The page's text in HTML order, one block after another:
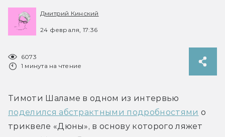
Дмитрий Кинский
24 февраля, 17:36
6073
1 минута на чтение
поделился абстрактными подробностями о
триквеле «Дюны», в основу которого ляжет